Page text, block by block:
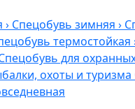
› Спецобувь зимняя ›
термостойкая
для
охоты и туризма